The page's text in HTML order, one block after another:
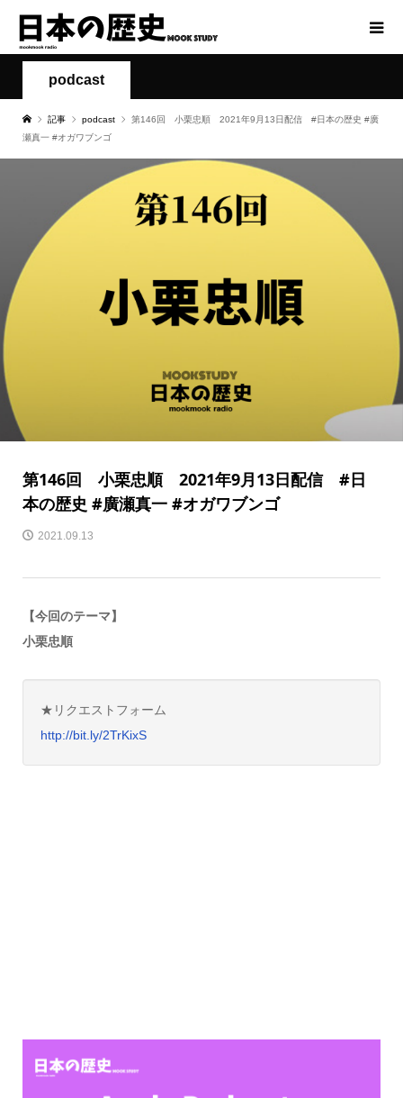
podcast
記事 podcast
第146回 小栗忠順 2021年9月13日配信 #日本の歴史 #廣
瀬真一 #オガワブンゴ
第146回 小栗忠順 2021年9月13日配信 #日
本の歴史 #廣瀬真一 #オガワブンゴ
2021.09.13
【今回のテーマ】
小栗忠順
★リクエストフォーム
http://bit.ly/2TrKixS